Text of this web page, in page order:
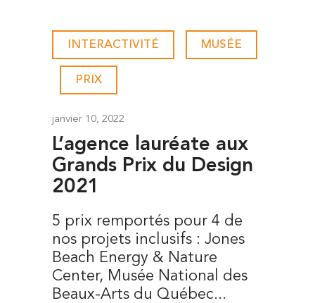
INTERACTIVITÉ MUSÉE
PRIX
janvier 10, 2022
L’agence lauréate aux
Grands Prix du Design
2021
5 prix remportés pour 4 de
nos projets inclusifs : Jones
Beach Energy & Nature
Center, Musée National des
Beaux-Arts du Québec...